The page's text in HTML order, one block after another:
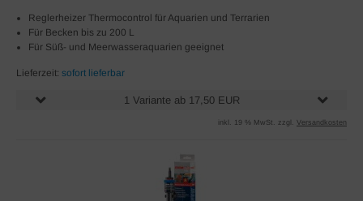
Reglerheizer Thermocontrol für Aquarien und Terrarien
Für Becken bis zu 200 L
Für Süß- und Meerwasseraquarien geeignet
Lieferzeit: sofort lieferbar
1 Variante ab 17,50 EUR
inkl. 19 % MwSt. zzgl. Versandkosten